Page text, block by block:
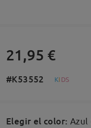
21,95 €
#K53552 KIDS
Elegir el color: Azul